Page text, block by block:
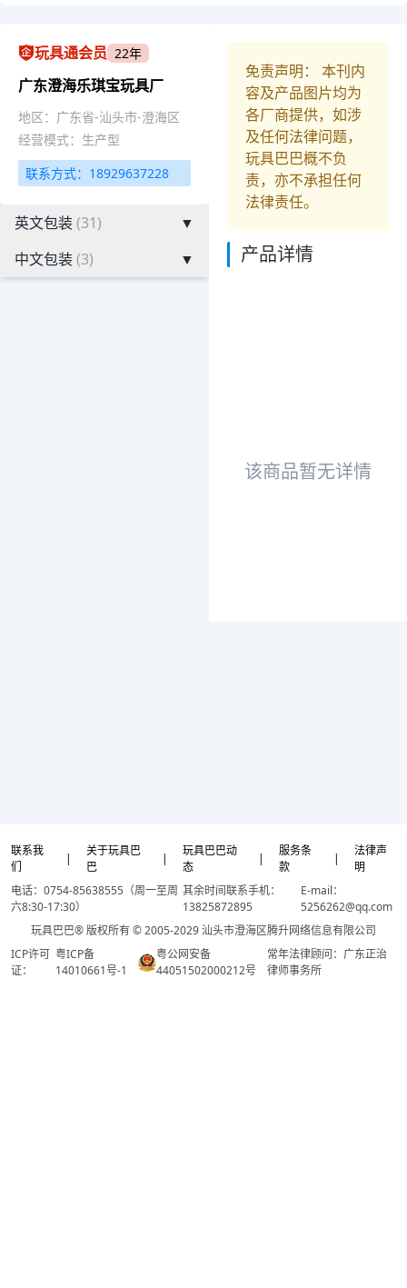
玩具通会员 22年
广东澄海乐琪宝玩具厂
地区：广东省-汕头市-澄海区
经营模式：生产型
联系方式：18929637228
英文包装(31)
▼
中文包装(3) ▼
免责声明： 本刊内
容及产品图片均为
各厂商提供，如涉
及任何法律问题，
玩具巴巴概不负
责，亦不承担任何
法律责任。
产品详情
该商品暂无详情
联系我
们
|
关于玩具巴
巴
|
玩具巴巴动
态
|
服务条
款
|
法律声
明
电话：0754-85638555（周一至周
六8:30-17:30）
其余时间联系手机：
13825872895
E-mail：
5256262@qq.com
玩具巴巴® 版权所有 © 2005-2029 汕头市澄海区腾升网络信息有限公司
ICP许可
证：
粤ICP备
14010661号-1
粤公网安备
44051502000212号
常年法律顾问：广东正治
律师事务所